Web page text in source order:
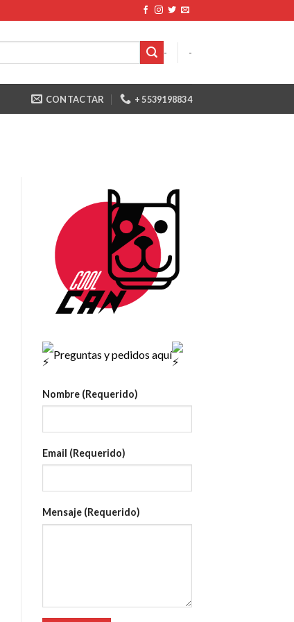
- -
CONTACTAR + 5539198834
Preguntas y pedidos aquí
Nombre (Requerido)
Email (Requerido)
Mensaje (Requerido)